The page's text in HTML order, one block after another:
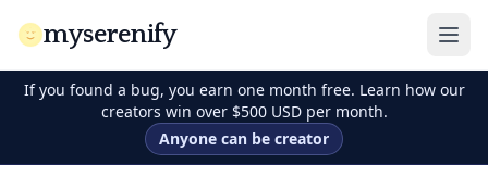
myserenify
If you found a bug, you earn one month free. Learn how our
creators win over $500 USD per month.
Anyone can be creator